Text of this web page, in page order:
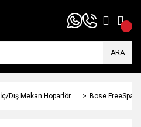
ARA
İç/Dış Mekan Hoparlör Bose